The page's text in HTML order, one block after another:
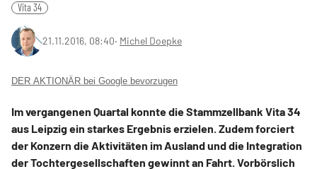
Vita 34
21.11.2016, 08:40‧ Michel Doepke
DER AKTIONÄR bei Google bevorzugen
Im vergangenen Quartal konnte die Stammzellbank Vita 34
aus Leipzig ein starkes Ergebnis erzielen. Zudem forciert
der Konzern die Aktivitäten im Ausland und die Integration
der Tochtergesellschaften gewinnt an Fahrt. Vorbörslich